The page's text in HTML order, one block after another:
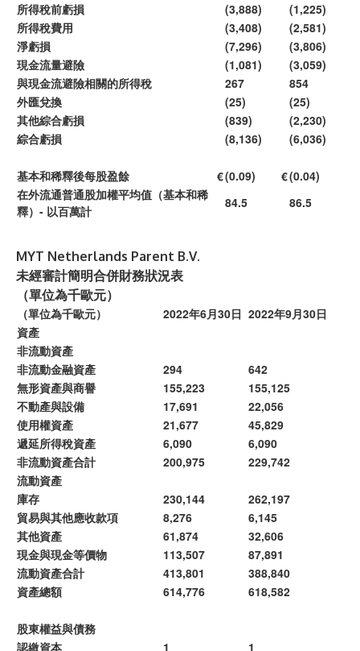
所得稅前虧損
(3,888)
(1,225)
所得稅費用
(3,408)
(2,581)
淨虧損
(7,296)
(3,806)
現金流量避險
(1,081)
(3,059)
與現金流避險相關的所得稅
267
854
外匯兌換
(25)
(25)
其他綜合虧損
(839)
(2,230)
綜合虧損
(8,136) (6,036)
基本和稀釋後每股盈餘 €(0.09) €(0.04)
在外流通普通股加權平均值（基本和稀
釋）- 以百萬計
84.5 86.5
MYT Netherlands Parent B.V.
未經審計簡明合併財務狀況表
（單位為千歐元）
（單位為千歐元）
2022年6月30日 2022年9月30日
資產
非流動資產
非流動金融資產
294
642
無形資產與商譽
155,223
155,125
不動產與設備
17,691
22,056
使用權資產
21,677
45,829
遞延所得稅資產
6,090
6,090
非流動資產合計
200,975
229,742
流動資產
庫存
230,144
262,197
貿易與其他應收款項
8,276
6,145
其他資產
61,874
32,606
現金與現金等價物
113,507
87,891
流動資產合計
413,801
388,840
資產總額
614,776 618,582
股東權益與債務
認繳資本
1
1